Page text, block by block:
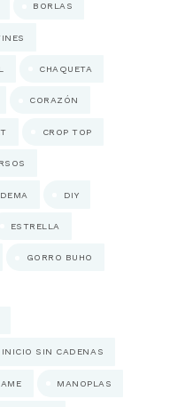
BORLAS
CHAQUETA
CORAZÓN
CROP TOP
DIY
ESTRELLA
GORRO BUHO
INICIO SIN CADENAS
MANOPLAS